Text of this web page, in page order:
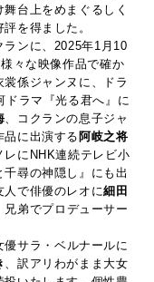
台上をめまぐるしく
を得ました。
ランに、2025年1月10
々な映像作品で確か
裳係ジャンヌに、ドラ
ドラマ『光る君へ』に
、コクランの息子ジャ
に出演する 阿岐之将
レにNHK連続テレビ小
尋の神隠し』にも出
人で俳優のレオに細田
兄弟でプロデューサー
優サラ・ベルナールに
、訳アリわがまま大女